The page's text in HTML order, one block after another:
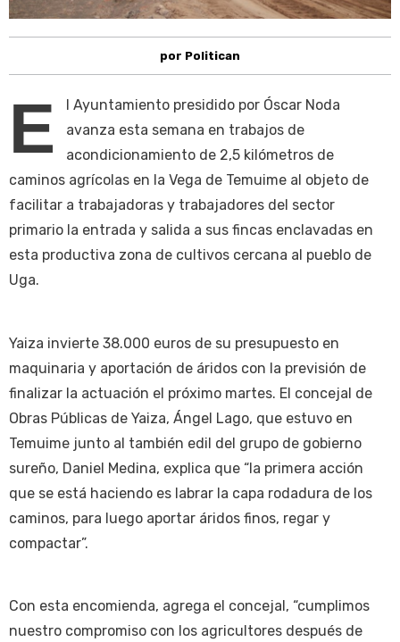
por Politican
E
l Ayuntamiento presidido por Óscar Noda
avanza esta semana en trabajos de
acondicionamiento de 2,5 kilómetros de
caminos agrícolas en la Vega de Temuime al objeto de
facilitar a trabajadoras y trabajadores del sector
primario la entrada y salida a sus fincas enclavadas en
esta productiva zona de cultivos cercana al pueblo de
Uga.
Yaiza invierte 38.000 euros de su presupuesto en
maquinaria y aportación de áridos con la previsión de
finalizar la actuación el próximo martes. El concejal de
Obras Públicas de Yaiza, Ángel Lago, que estuvo en
Temuime junto al también edil del grupo de gobierno
sureño, Daniel Medina, explica que “la primera acción
que se está haciendo es labrar la capa rodadura de los
caminos, para luego aportar áridos finos, regar y
compactar”.
Con esta encomienda, agrega el concejal, “cumplimos
nuestro compromiso con los agricultores después de